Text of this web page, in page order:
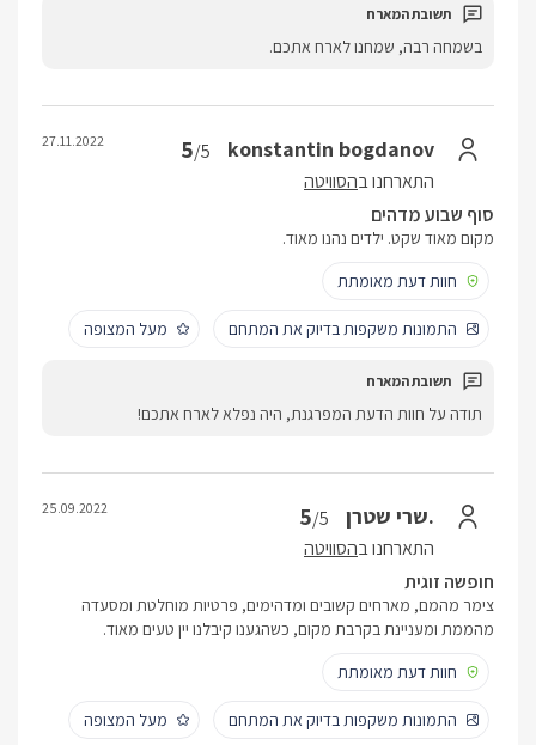
בשמחה רבה, שמחנו לארח אתכם.
konstantin bogdanov
5/5
התארחנו בהסוויטה
27.11.2022
סוף שבוע מדהים
מקום מאוד שקט. ילדים נהנו מאוד.
חוות דעת מאומתת
התמונות משקפות בדיוק את המתחם מעל המצופה
תודה על חוות הדעת המפרגנת, היה נפלא לארח אתכם!
.שרי שטרן 5/5
התארחנו בהסוויטה
25.09.2022
חופשה זוגית
צימר מהמם, מארחים קשובים ומדהימים, פרטיות מוחלטת ומסעדה
מהממת ומעניינת בקרבת מקום, כשהגענו קיבלנו יין טעים מאוד.
חוות דעת מאומתת
התמונות משקפות בדיוק את המתחם מעל המצופה